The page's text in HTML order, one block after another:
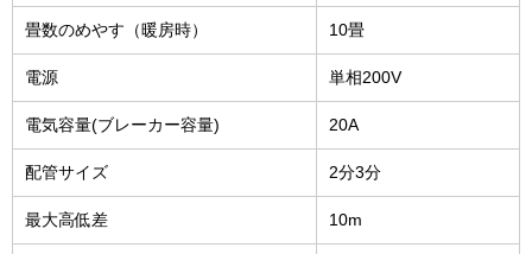
畳数のめやす（暖房時） 10畳
電源 単相200V
電気容量(ブレーカー容量) 20A
配管サイズ 2分3分
最大高低差 10m